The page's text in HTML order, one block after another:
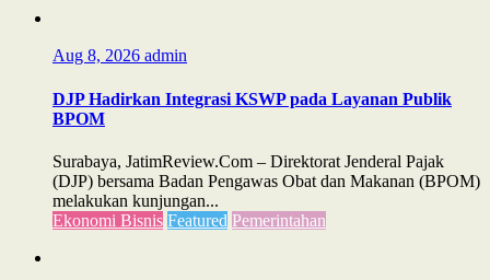
Aug 8, 2026 admin
DJP Hadirkan Integrasi KSWP pada Layanan Publik
BPOM
Surabaya, JatimReview.Com – Direktorat Jenderal Pajak
(DJP) bersama Badan Pengawas Obat dan Makanan (BPOM)
melakukan kunjungan...
Ekonomi Bisnis Featured Pemerintahan